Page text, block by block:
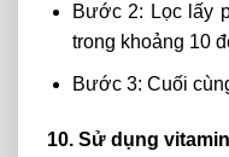
Bước 2: Lọc lấy
trong khoảng 10
Bước 3: Cuối
10. Sử dụng